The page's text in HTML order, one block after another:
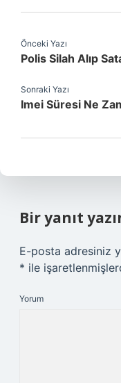
Önceki Yazı
Polis Silah Alıp
Sonraki Yazı
Imei Süresi Ne
Bir yanıt
E-posta adresiniz
* ile
Yorum